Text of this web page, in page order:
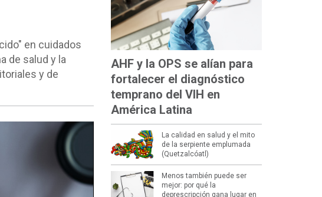
en cuidados
de salud y la
y de
AHF y la OPS se alían para
fortalecer el diagnóstico
temprano del VIH en
América Latina
La calidad en salud y el mito
de la serpiente emplumada
(Quetzalcóatl)
Menos también puede ser
mejor: por qué la
deprescripción gana lugar en